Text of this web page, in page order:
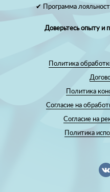
✔ Программа
Доверьтесь опыту и
Политика
Политика
Согласие на
Согласие на
Политика